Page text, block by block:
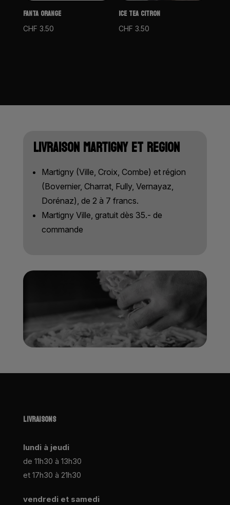
FANTA ORANGE
CHF 3.50
ICE TEA CITRON
CHF 3.50
LIVRAISON MARTIGNY ET REGION
Martigny (Ville, Croix, Combe) et région
(Bovernier, Charrat, Fully, Vernayaz,
Dorénaz), de 2 à 7 francs.
Martigny Ville, gratuit dès 35.- de
commande
LIVRAISONS
lundi à jeudi
de 11h30 à 13h30
et 17h30 à 21h30
vendredi et samedi